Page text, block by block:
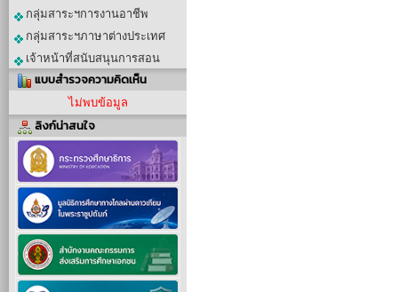
กลุ่มสาระฯการงานอาชีพ
กลุ่มสาระฯภาษาต่างประเทศ
เจ้าหน้าที่สนับสนุนการสอน
แบบสำรวจความคิดเห็น
ไม่พบข้อมูล
ลิงก์น่าสนใจ